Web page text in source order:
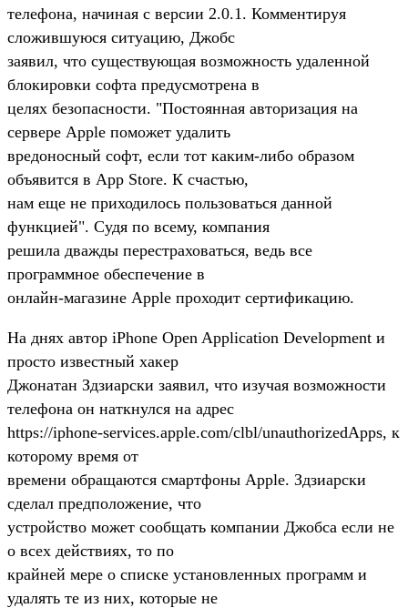
телефона, начиная с версии 2.0.1. Комментируя
сложившуюся ситуацию, Джобс
заявил, что существующая возможность удаленной
блокировки софта предусмотрена в
целях безопасности. "Постоянная авторизация на
сервере Apple поможет удалить
вредоносный софт, если тот каким-либо образом
объявится в App Store. К счастью,
нам еще не приходилось пользоваться данной
функцией". Судя по всему, компания
решила дважды перестраховаться, ведь все
программное обеспечение в
онлайн-магазине Apple проходит сертификацию.
На днях автор iPhone Open Application Development и
просто известный хакер
Джонатан Здзиарски заявил, что изучая возможности
телефона он наткнулся на адрес
https://iphone-services.apple.com/clbl/unauthorizedApps, к
которому время от
времени обращаются смартфоны Apple. Здзиарски
сделал предположение, что
устройство может сообщать компании Джобса если не
о всех действиях, то по
крайней мере о списке установленных программ и
удалять те из них, которые не